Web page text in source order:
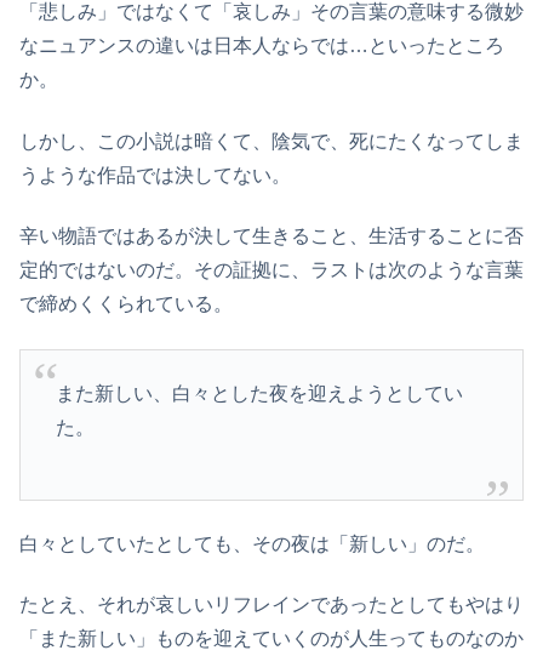
「悲しみ」ではなくて「哀しみ」その言葉の意味する微妙
なニュアンスの違いは日本人ならでは…といったところ
か。
しかし、この小説は暗くて、陰気で、死にたくなってしま
うような作品では決してない。
辛い物語ではあるが決して生きること、生活することに否
定的ではないのだ。その証拠に、ラストは次のような言葉
で締めくくられている。
また新しい、白々とした夜を迎えようとしてい
た。
白々としていたとしても、その夜は「新しい」のだ。
たとえ、それが哀しいリフレインであったとしてもやはり
「また新しい」ものを迎えていくのが人生ってものなのか